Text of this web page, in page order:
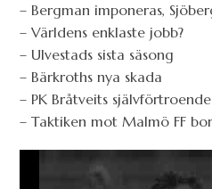
– Bergman imponeras,
– Världens enklaste jobb?
– Ulvestads sista säsong
– Bärkroths nya skada
– PK Bråtveits självförtroende
– Taktiken mot Malmö FF